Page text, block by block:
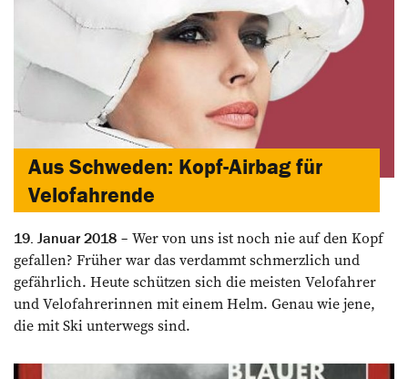
Aus Schweden: Kopf-Airbag für
Velofahrende
19. Januar 2018
Wer von uns ist noch nie auf den Kopf
gefallen? Früher war das verdammt schmerzlich und
gefährlich. Heute schützen sich die meisten Velofahrer
und Velofahrerinnen mit einem Helm. Genau wie jene,
die mit Ski unterwegs sind.